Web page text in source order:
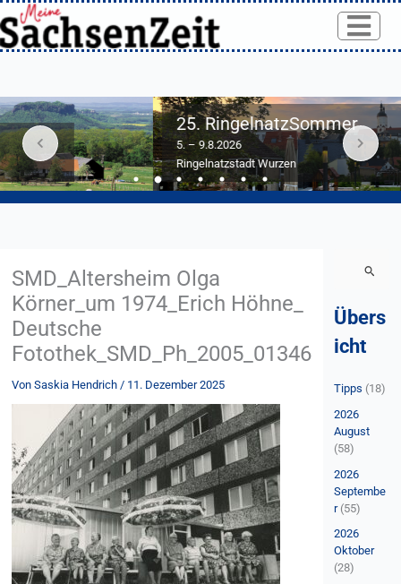
to
content
25. RingelnatzSommer
5. – 9.8.2026
Ringelnatzstadt Wurzen
SMD_Altersheim Olga
Körner_um 1974_Erich Höhne_
Deutsche
Fotothek_SMD_Ph_2005_01346
Von Saskia Hendrich / 11. Dezember 2025
c
h
n
a
c
h
:
Übers
icht
Tipps (18)
2026
August
(58)
2026
Septembe
r(55)
2026
Oktober
(28)